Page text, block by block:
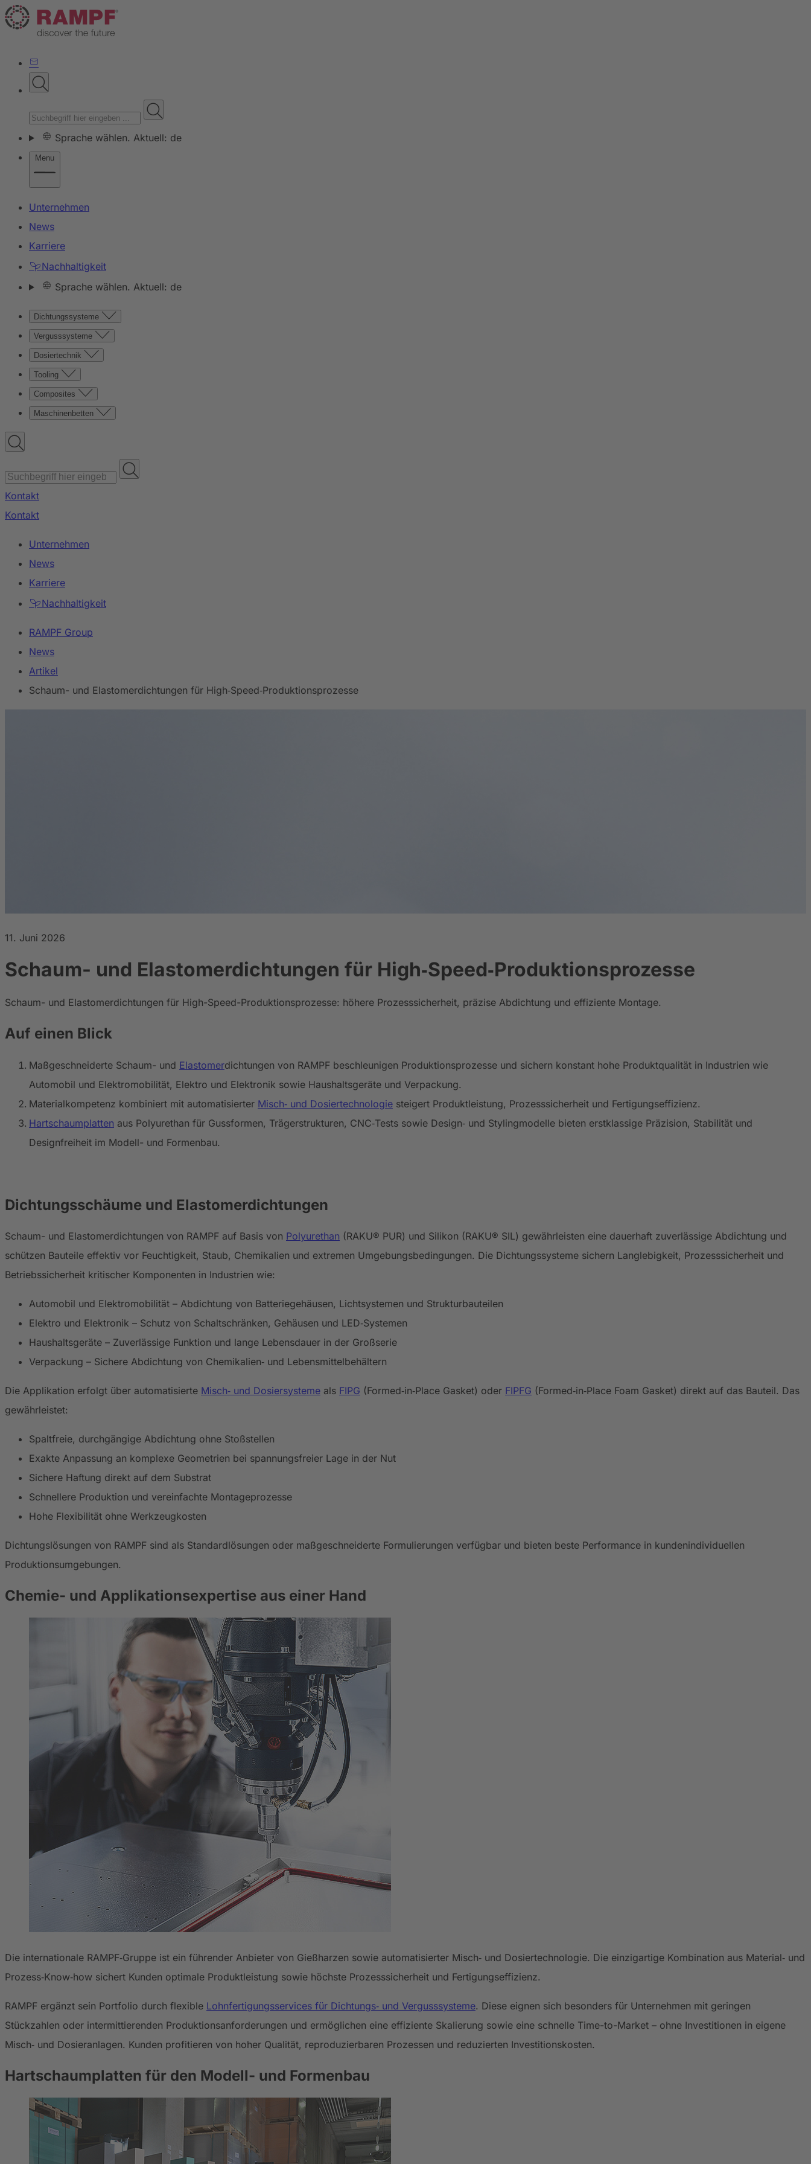
Sprache wählen. Aktuell: de
Menu
Unternehmen
News
Karriere
Nachhaltigkeit
Sprache wählen. Aktuell: de
Dichtungssysteme
Vergusssysteme
Dosiertechnik
Tooling
Composites
Maschinenbetten
Kontakt
Kontakt
Unternehmen
News
Karriere
Nachhaltigkeit
RAMPF Group
News
Artikel
Schaum- und Elastomerdichtungen für High‑Speed‑Produktionsprozesse
11. Juni 2026
Schaum- und Elastomerdichtungen für High‑Speed‑Produktionsprozesse
Schaum- und Elastomerdichtungen für High-Speed-Produktionsprozesse: höhere Prozesssicherheit, präzise Abdichtung und effiziente Montage.
Auf einen Blick
Maßgeschneiderte Schaum- und Elastomerdichtungen von RAMPF beschleunigen Produktionsprozesse und sichern konstant hohe Produktqualität in Industrien wie
Automobil und Elektromobilität, Elektro und Elektronik sowie Haushaltsgeräte und Verpackung.
Materialkompetenz kombiniert mit automatisierter Misch‑ und Dosiertechnologie steigert Produktleistung, Prozesssicherheit und Fertigungseffizienz.
Hartschaumplatten aus Polyurethan für Gussformen, Trägerstrukturen, CNC‑Tests sowie Design‑ und Stylingmodelle bieten erstklassige Präzision, Stabilität und
Designfreiheit im Modell- und Formenbau.
Dichtungsschäume und Elastomerdichtungen
Schaum- und Elastomerdichtungen von RAMPF auf Basis von Polyurethan (RAKU® PUR) und Silikon (RAKU® SIL) gewährleisten eine dauerhaft zuverlässige Abdichtung und
schützen Bauteile effektiv vor Feuchtigkeit, Staub, Chemikalien und extremen Umgebungsbedingungen. Die Dichtungssysteme sichern Langlebigkeit, Prozesssicherheit und
Betriebssicherheit kritischer Komponenten in Industrien wie:
Automobil und Elektromobilität – Abdichtung von Batteriegehäusen, Lichtsystemen und Strukturbauteilen
Elektro und Elektronik – Schutz von Schaltschränken, Gehäusen und LED‑Systemen
Haushaltsgeräte – Zuverlässige Funktion und lange Lebensdauer in der Großserie
Verpackung – Sichere Abdichtung von Chemikalien‑ und Lebensmittelbehältern
Die Applikation erfolgt über automatisierte Misch‑ und Dosiersysteme als FIPG (Formed‑in‑Place Gasket) oder FIPFG (Formed‑in‑Place Foam Gasket) direkt auf das Bauteil. Das
gewährleistet:
Spaltfreie, durchgängige Abdichtung ohne Stoßstellen
Exakte Anpassung an komplexe Geometrien bei spannungsfreier Lage in der Nut
Sichere Haftung direkt auf dem Substrat
Schnellere Produktion und vereinfachte Montageprozesse
Hohe Flexibilität ohne Werkzeugkosten
Dichtungslösungen von RAMPF sind als Standardlösungen oder maßgeschneiderte Formulierungen verfügbar und bieten beste Performance in kundenindividuellen
Produktionsumgebungen.
Chemie- und Applikationsexpertise aus einer Hand
Die internationale RAMPF‑Gruppe ist ein führender Anbieter von Gießharzen sowie automatisierter Misch‑ und Dosiertechnologie. Die einzigartige Kombination aus Material‑ und
Prozess‑Know‑how sichert Kunden optimale Produktleistung sowie höchste Prozesssicherheit und Fertigungseffizienz.
RAMPF ergänzt sein Portfolio durch flexible Lohnfertigungsservices für Dichtungs‑ und Vergusssysteme. Diese eignen sich besonders für Unternehmen mit geringen
Stückzahlen oder intermittierenden Produktionsanforderungen und ermöglichen eine effiziente Skalierung sowie eine schnelle Time-to-Market – ohne Investitionen in eigene
Misch‑ und Dosieranlagen. Kunden profitieren von hoher Qualität, reproduzierbaren Prozessen und reduzierten Investitionskosten.
Hartschaumplatten für den Modell- und Formenbau